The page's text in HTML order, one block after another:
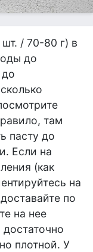
/ 70-80 г) в
до
там
пасту до
Если на
(как
на
по
на нее
плотной. У